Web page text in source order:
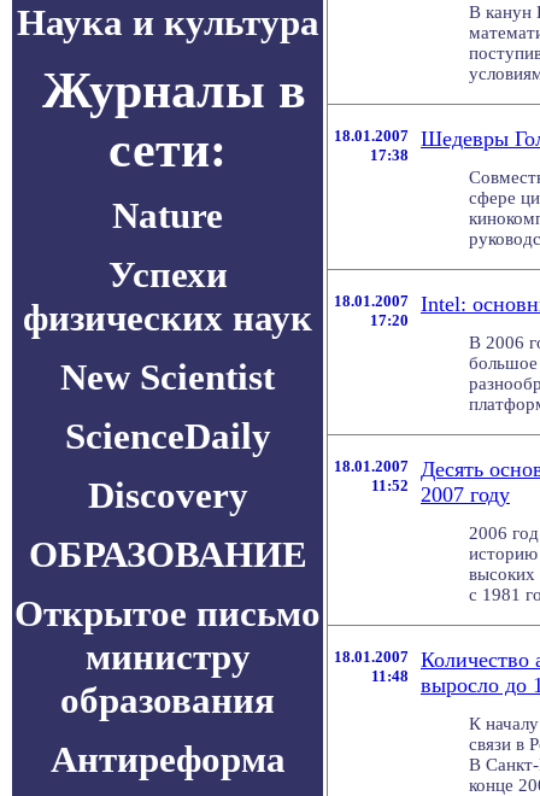
Наука и культура
Журналы в
сети:
Nature
Успехи
физических наук
New Scientist
ScienceDaily
Discovery
ОБРАЗОВАНИЕ
Открытое письмо
министру
образования
Антиреформа
В канун
18.01.2007
17:38
Шедевры
сфере
18.01.2007
17:20
Intel:
В 2006
большое
18.01.2007
11:52
Десять
2007 году
2006
историю
высоких
с 1981
18.01.2007
11:48
Количество
выросло до
К
связи в
В Санкт-
конце